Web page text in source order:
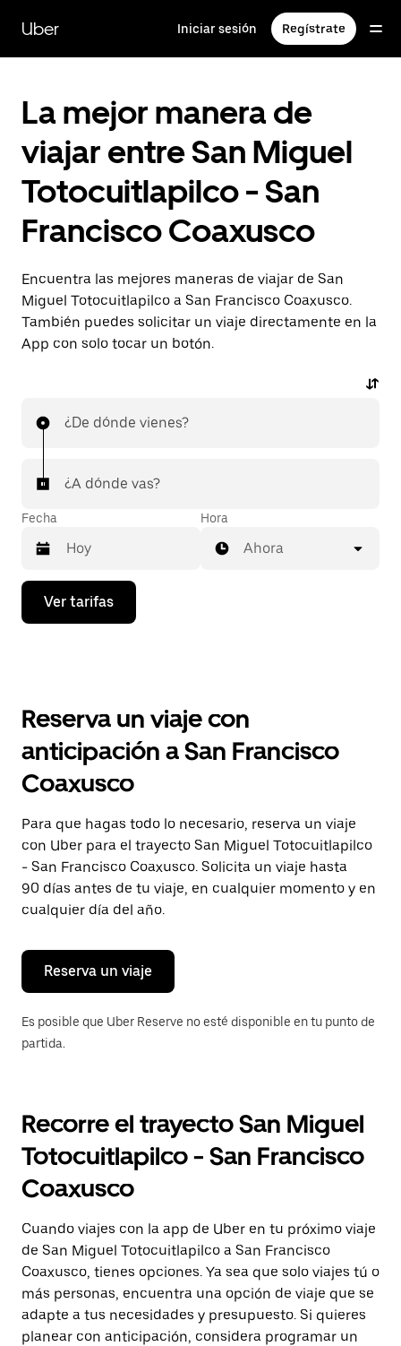
contenido
principal
Uber Iniciar sesión Regístrate
La mejor manera de
viajar entre San Miguel
Totocuitlapilco - San
Francisco Coaxusco
Encuentra las mejores maneras de viajar de San
Miguel Totocuitlapilco a San Francisco Coaxusco.
También puedes solicitar un viaje directamente en la
App con solo tocar un botón.
¿De dónde vienes?
¿A dónde vas?
Fecha
Presiona
flecha
el
y
selecciona
una
Presiona
la
tecla Esc
para
cerrar
el
calendario.
Hora
Ahora
Ver tarifas
Reserva un viaje con
anticipación a San Francisco
Coaxusco
Para que hagas todo lo necesario, reserva un viaje
con Uber para el trayecto San Miguel Totocuitlapilco
- San Francisco Coaxusco. Solicita un viaje hasta
90 días antes de tu viaje, en cualquier momento y en
cualquier día del año.
Reserva un viaje
Es posible que Uber Reserve no esté disponible en tu punto de
partida.
Recorre el trayecto San Miguel
Totocuitlapilco - San Francisco
Coaxusco
Cuando viajes con la app de Uber en tu próximo viaje
de San Miguel Totocuitlapilco a San Francisco
Coaxusco, tienes opciones. Ya sea que solo viajes tú o
más personas, encuentra una opción de viaje que se
adapte a tus necesidades y presupuesto. Si quieres
planear con anticipación, considera programar un